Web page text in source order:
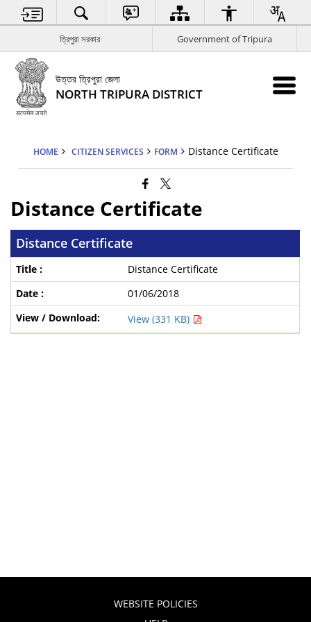
ত্রিপুরা সরকার Government of Tripura
উত্তর ত্রিপুরা জেলা
NORTH TRIPURA DISTRICT
HOME CITIZEN SERVICES FORM Distance Certificate
Distance Certificate
Distance Certificate
Distance Certificate
01/06/2018
View (331 KB)
WEBSITE POLICIES